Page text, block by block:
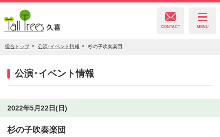
MENU
CONTACT
総合トップ 公演･イベント情報 杉の子吹奏楽団
公演･イベント情報
2022年5月22日(日)
杉の子吹奏楽団
久喜総合文化会館
栗橋文化会館